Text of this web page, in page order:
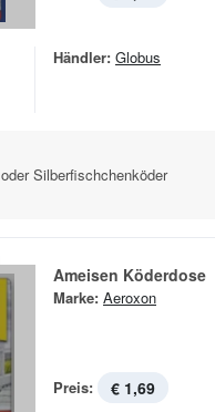
Händler: Globus
oder Silberfischchenköder
Ameisen Köderdose
Marke: Aeroxon
Preis: € 1,69